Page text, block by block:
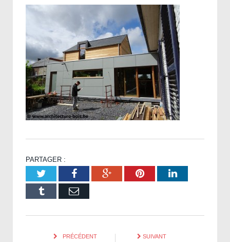
PARTAGER :
TwitterFacebookGoogle+PinterestLinkedIn
Tumblr Email
PRÉCÉDENT
SUIVANT